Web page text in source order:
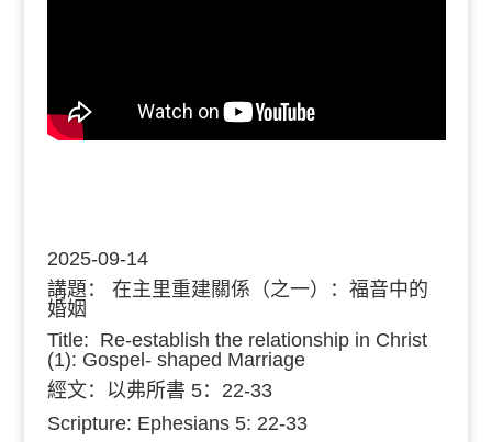
2025-09-14
講題： 在主里重建關係（之一）：福音中的
婚姻
Title: Re-establish the relationship in Christ
(1): Gospel- shaped Marriage
經文：
以弗所書 5：22-33
Scripture: Ephesians 5: 22-33